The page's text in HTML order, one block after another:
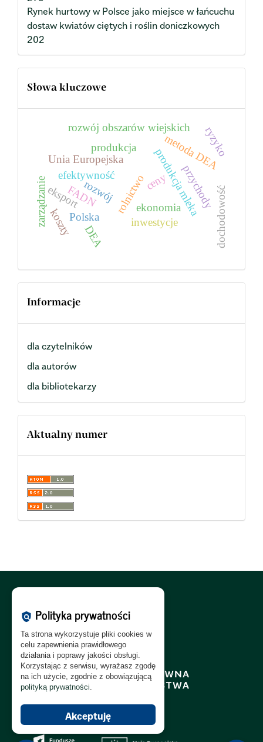
Rynek hurtowy w Polsce jako miejsce w łańcuchu
dostaw kwiatów ciętych i roślin doniczkowych
202
Słowa kluczowe
rolnictwo
efektywność produkcja mleka
Polska
Unia Europejska
inwestycje
metoda DEA
ekonomia
rozwój obszarów wiejskich
ceny
FADN
koszty
produkcja
przychody
eksportrozwój dochodowość
zarządzanie
ryzyko
DEA
Informacje
dla czytelników
dla autorów
dla bibliotekarzy
Aktualny numer
Polityka Prywatności:PL
Polityka RODO:PL|EN
policy Polityka prywatności
Ta strona wykorzystuje pliki cookies w
celu zapewnienia prawidłowego
działania i poprawy jakości obsługi.
Korzystając z serwisu, wyrażasz zgodę
na ich użycie, zgodnie z obowiązującą
polityką prywatności
Akceptuję